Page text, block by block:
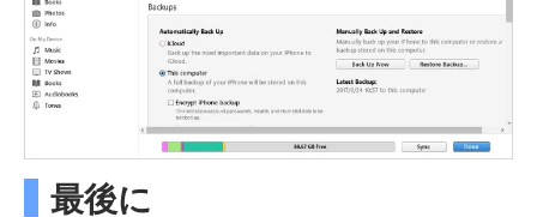
最後に